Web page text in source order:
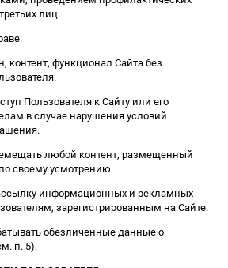
лиц.
контент, функционал Сайта без
Пользователя к Сайту или его
в случае нарушения условий
любой контент, размещенный
своему усмотрению.
информационных и рекламных
зарегистрированным на Сайте.
обезличенные данные о
п. 5).